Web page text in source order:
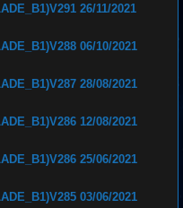
26/11/2021
06/10/2021
28/08/2021
12/08/2021
25/06/2021
03/06/2021